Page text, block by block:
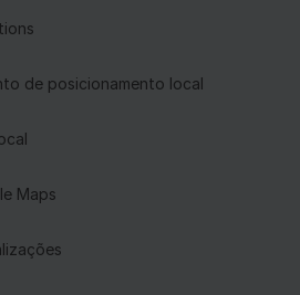
de posicionamento local
Maps